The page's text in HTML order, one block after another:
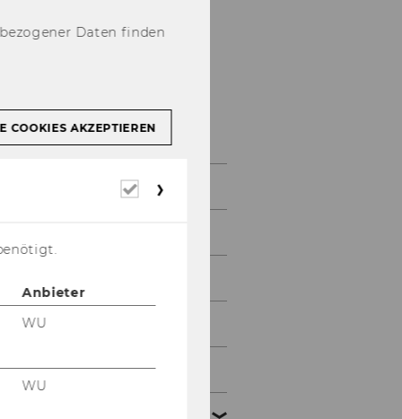
2005/2006
Oktober 2005
Jänner 2006
Februar 2006
Daten finden
COOKIES AKZEPTIEREN
Erforderliche
Anbieter
WU
WU